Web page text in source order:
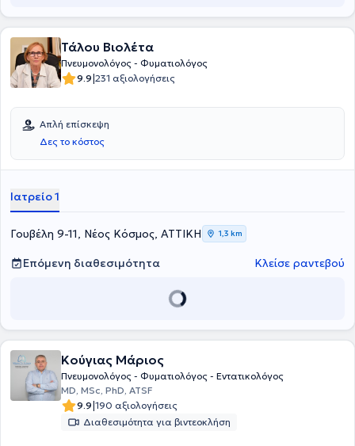
περιοδικά και σε αναγνωρισμένα ιατρικά περιοδικά του
εξωτερικού, ενώ έχει βραβευθεί τρεις φορές για την καλύτερη
εργασία από την Ελληνική Πνευμονολογική Εταιρεία.
Τάλου Βιολέτα
Πνευμονολόγος - Φυματιολόγος
9.9|231 αξιολογήσεις
Απλή επίσκεψη
Δες το κόστος
Ιατρείο 1
Γουβέλη 9-11, Νέος Κόσμος, ΑΤΤΙΚΗ 1,3 km
Επόμενη διαθεσιμότητα Κλείσε ραντεβού
Κούγιας Μάριος
Πνευμονολόγος - Φυματιολόγος - Εντατικολόγος
ΜD, MSc, PhD, ATSF
9.9|190 αξιολογήσεις
Διαθεσιμότητα για βιντεοκλήση